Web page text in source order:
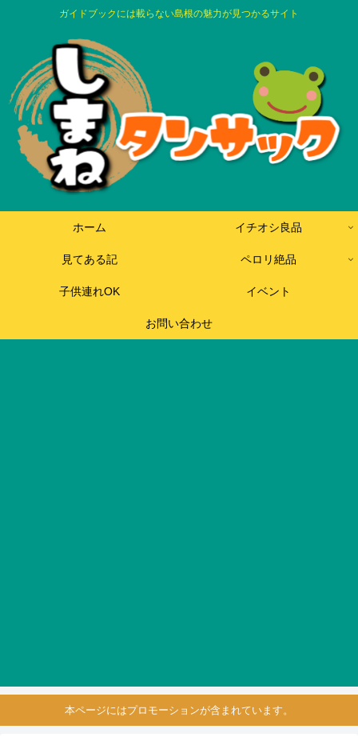
ガイドブックには載らない島根の魅力が見つかるサイト
ホーム イチオシ良品
見てある記 ペロリ絶品
子供連れOK イベント
お問い合わせ
本ページにはプロモーションが含まれています。